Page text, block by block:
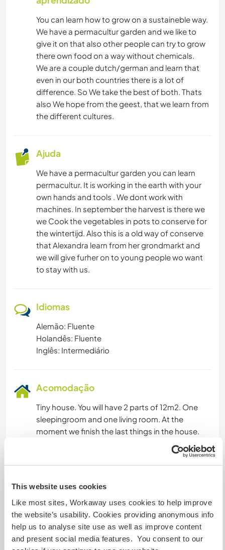
This website uses cookies
Like most sites, Workaway uses cookies to help improve
the website’s usability. Cookies providing anonymous info
help us to analyse site use as well as improve content
and present social media features. You consent to our
NATURALEZA
MONTANHAS
CICLISMO
CAMPING
You can learn how to grow on a sustaineble way.
We have a permacultur garden and we like to
give it on that also other people can try to grow
there own food on a way without chemicals.
We are a couple dutch/german and learn that
even in our both countries there is a lot of
difference. So We take the best of both. Thats
also We hope from the geest, that we learn from
the different cultures.
Ajuda
We have a permacultur garden you can learn
permacultur. It is working in the earth with your
own hands and tools . We dont work with
machines. In september the harvest is there we
we Cook the vegetables in pots to conserve for
the wintertijd. Also this is a old way of conserve
that Alexandra learn from her grondmarkt and
we will give furher on to young people wo want
to stay with us.
Idiomas
Alemão: Fluente
Holandês: Fluente
Inglês: Intermediário
Acomodação
Tiny house. You will have 2 parts of 12m2. One
sleepingroom and one living room. At the
moment we finish the last things in the house.
We choose for old forgotten vegetables , you
can not buy them in a shop. We hope wenn
kind of food will be not forgotten anymore
Algo mais...